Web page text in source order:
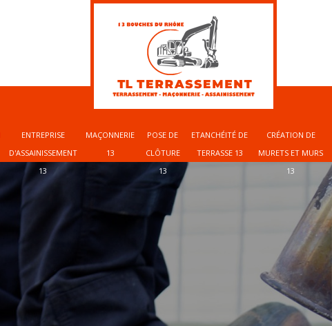
ENTREPRISE
D'ASSAINISSEMENT
13
MAÇONNERIE
13
POSE DE
CLÔTURE
13
ETANCHÉITÉ DE
TERRASSE 13
CRÉATION DE
MURETS ET MURS
13